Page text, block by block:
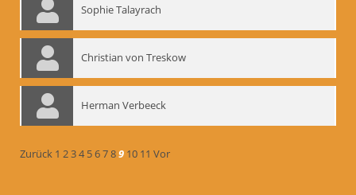
Sophie Talayrach
Christian von Treskow
Herman Verbeeck
Zurück 1 234 56789 10 11 Vor